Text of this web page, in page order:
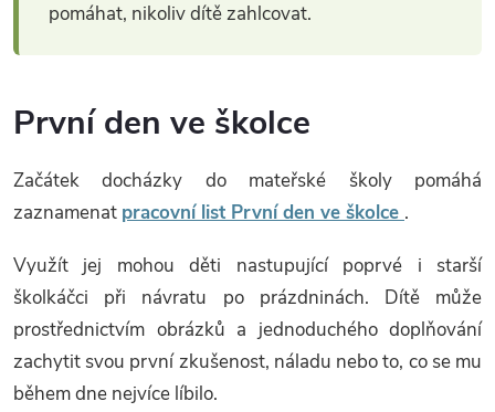
pomáhat, nikoliv dítě zahlcovat.
První den ve školce
Začátek docházky do mateřské školy pomáhá
zaznamenat pracovní list První den ve školce .
Využít jej mohou děti nastupující poprvé i starší
školkáčci při návratu po prázdninách. Dítě může
prostřednictvím obrázků a jednoduchého doplňování
zachytit svou první zkušenost, náladu nebo to, co se mu
během dne nejvíce líbilo.